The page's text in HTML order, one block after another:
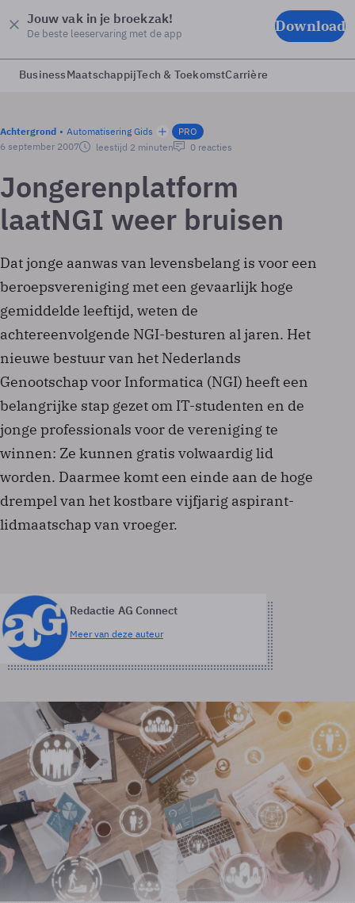
Jouw vak in je broekzak!
De beste leeservaring met de app Download
BusinessMaatschappijTech & ToekomstCarrière
Achtergrond Automatisering Gids
PRO
6 september 2007
leestijd 2 minuten 0 reacties
Jongerenplatform
laatNGI weer bruisen
Dat jonge aanwas van levensbelang is voor een
beroepsvereniging met een gevaarlijk hoge
gemiddelde leeftijd, weten de
achtereenvolgende NGI-besturen al jaren. Het
nieuwe bestuur van het Nederlands
Genootschap voor Informatica (NGI) heeft een
belangrijke stap gezet om IT-studenten en de
jonge professionals voor de vereniging te
winnen: Ze kunnen gratis volwaardig lid
worden. Daarmee komt een einde aan de hoge
drempel van het kostbare vijfjarig aspirant-
lidmaatschap van vroeger.
Redactie AG Connect
Meer van deze auteur